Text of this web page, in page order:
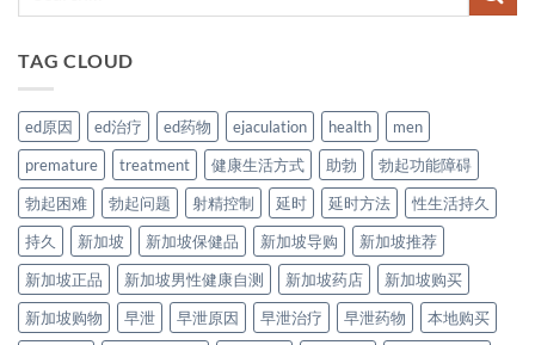
TAG CLOUD
ed原因 ed治疗 ed药物 ejaculation health
men
premature
treatment 健康生活方式 助勃
勃起功能障碍
勃起困难
勃起问题 射精控制 延时 延时方法
性生活持久
持久
新加坡 新加坡保健品 新加坡导购
新加坡推荐
新加坡正品
新加坡男性健康自测 新加坡药店
新加坡购买
新加坡购物
早泄 早泄原因 早泄治疗 早泄药物
本地购买